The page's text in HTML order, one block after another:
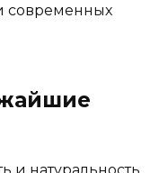
современных
и натуральность